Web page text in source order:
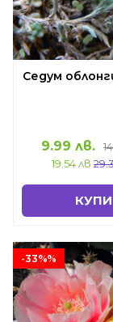
Седум
9.99 лв.
19.54 лв
КУПИ
-33%%